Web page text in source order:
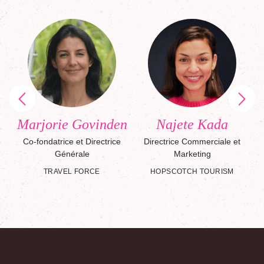
Marjorie Govinden
Co-fondatrice et Directrice
Générale
TRAVEL FORCE
Najete Kada
Directrice Commerciale et
Marketing
HOPSCOTCH TOURISM